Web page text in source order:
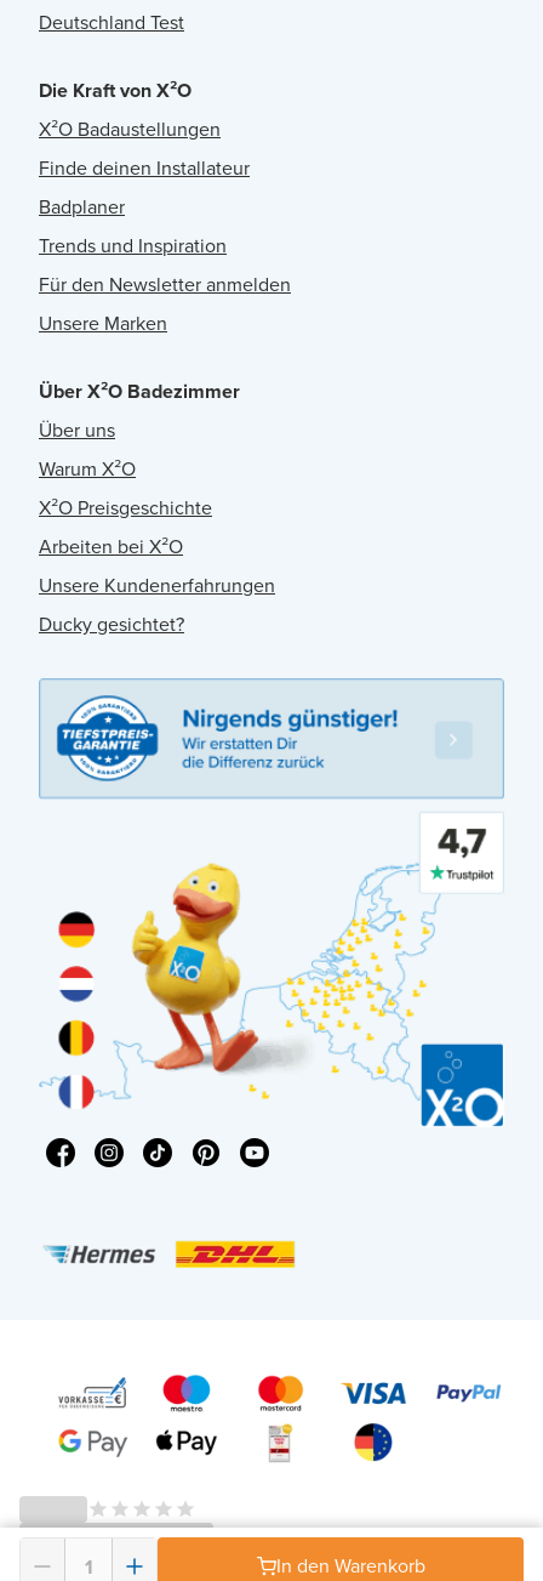
In den Warenkorb
Deutschland Test
Die Kraft von X²O
X²O Badaustellungen
Finde deinen Installateur
Badplaner
Trends und Inspiration
Für den Newsletter anmelden
Unsere Marken
Über X²O Badezimmer
Über uns
Warum X²O
X²O Preisgeschichte
Arbeiten bei X²O
Unsere Kundenerfahrungen
Ducky gesichtet?
© 2026 - X²O Badezimmer – USt-IdNr: DE343506152 -AGB Widerrufsrecht